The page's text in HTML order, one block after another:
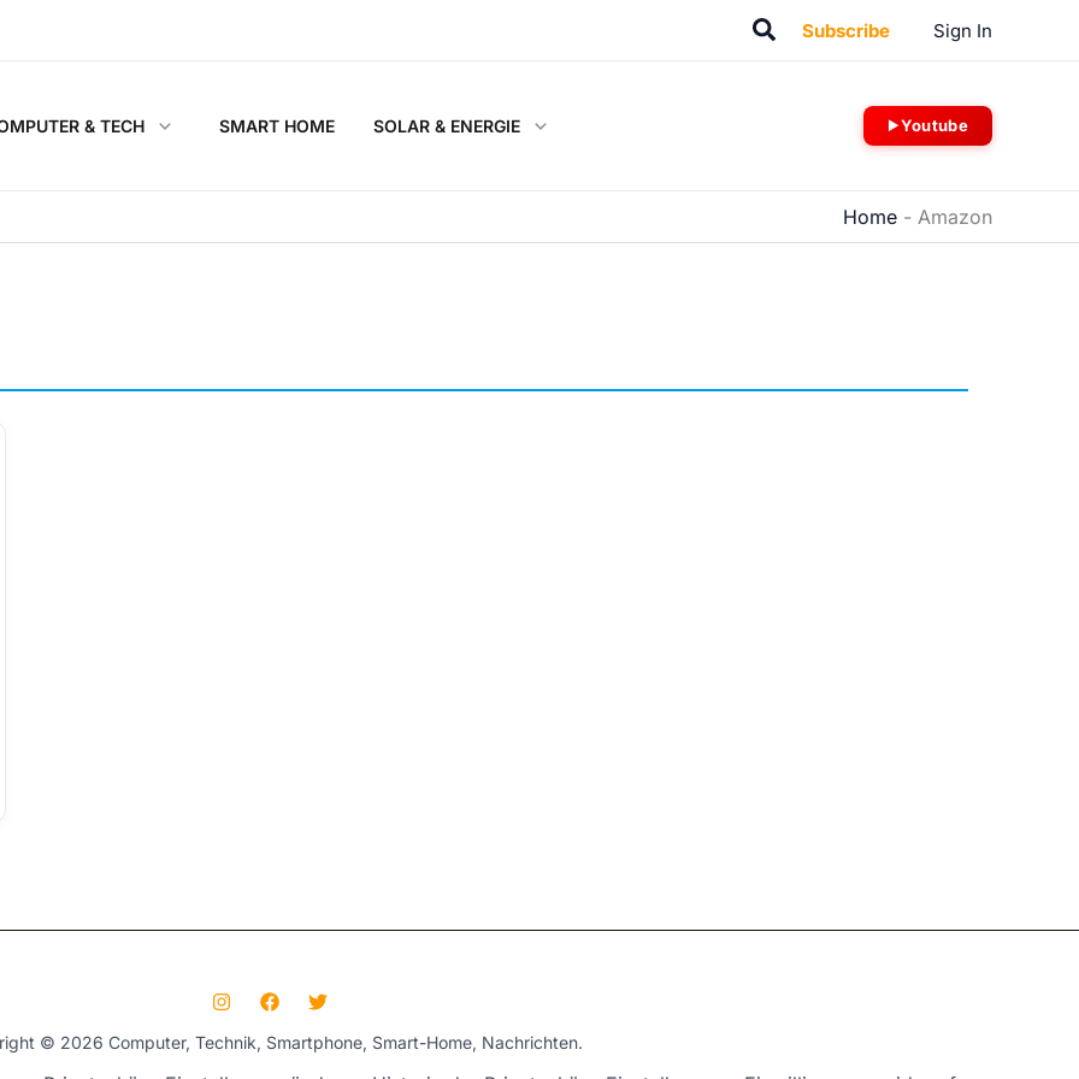
SuchenSubscribe Sign In
& TECH SMART HOME SOLAR & ENERGIE Youtube
Home - Amazon
© 2026 Computer, Technik, Smartphone, Smart-Home, Nachrichten.